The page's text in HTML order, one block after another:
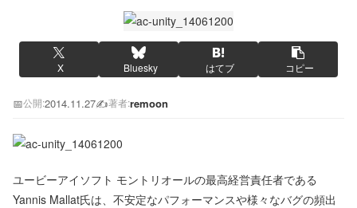
X Bluesky はてブ コピー
📅公開:2014.11.27✍️著者:remoon
ユービーアイソフト モントリオールの最高経営責任者である
Yannis Mallat氏は、不安定なパフォーマンスや様々なバグの頻出